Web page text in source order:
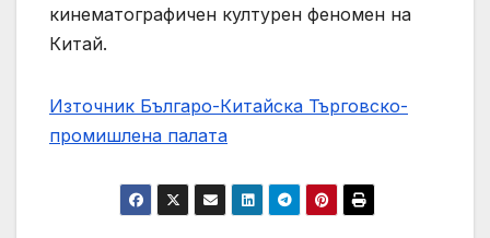
кинематографичен културен феномен на
Китай.
Източник Българо-Китайска Търговско-
промишлена палaта